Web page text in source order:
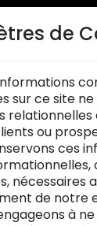
>> nos
magasin
de
sur ce site
relationnelles
ou
ces
nécessaires
de notre
à